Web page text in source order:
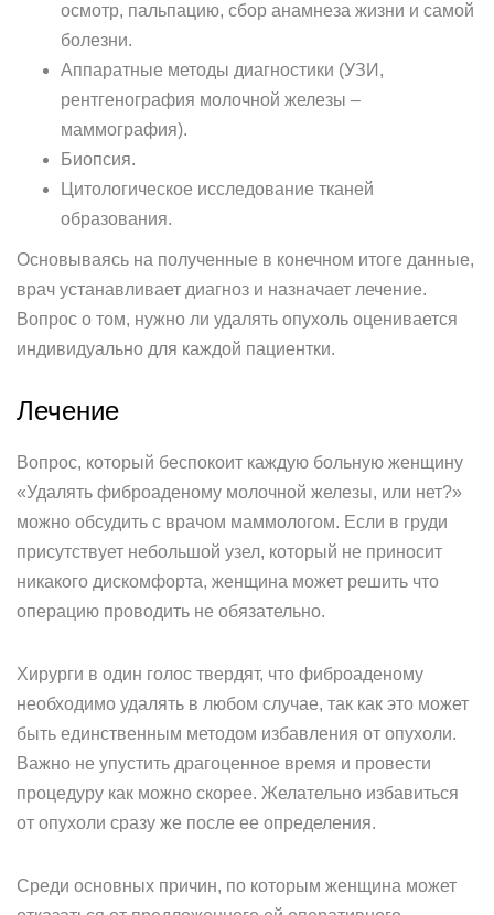
осмотр, пальпацию, сбор анамнеза жизни и самой
болезни.
Аппаратные методы диагностики (УЗИ,
рентгенография молочной железы –
маммография).
Биопсия.
Цитологическое исследование тканей
образования.
Основываясь на полученные в конечном итоге данные,
врач устанавливает диагноз и назначает лечение.
Вопрос о том, нужно ли удалять опухоль оценивается
индивидуально для каждой пациентки.
Лечение
Вопрос, который беспокоит каждую больную женщину
«Удалять фиброаденому молочной железы, или нет?»
можно обсудить с врачом маммологом. Если в груди
присутствует небольшой узел, который не приносит
никакого дискомфорта, женщина может решить что
операцию проводить не обязательно.
Хирурги в один голос твердят, что фиброаденому
необходимо удалять в любом случае, так как это может
быть единственным методом избавления от опухоли.
Важно не упустить драгоценное время и провести
процедуру как можно скорее. Желательно избавиться
от опухоли сразу же после ее определения.
Среди основных причин, по которым женщина может